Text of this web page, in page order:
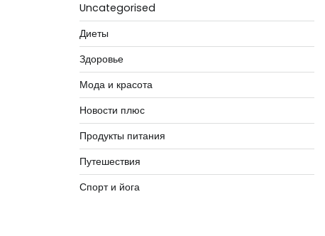
Uncategorised
Диеты
Здоровье
Мода и красота
Новости плюс
Продукты питания
Путешествия
Спорт и йога